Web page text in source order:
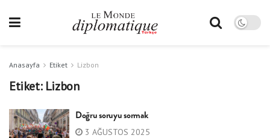
Anasayfa Etiket Lizbon
Etiket: Lizbon
Doğru soruyu sormak
3 AĞUSTOS 2025